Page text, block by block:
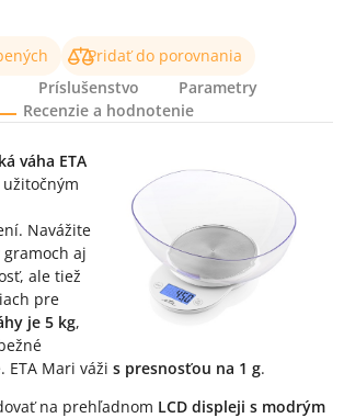
Pridať do porovnania
Príslušenstvo
Parametry
Recenzie a hodnotenie
váha ETA
Navážite
aj
ale tiež
pre
je 5 kg,
ETA Mari váži s presnosťou na 1 g.
na prehľadnom LCD displeji s modrým